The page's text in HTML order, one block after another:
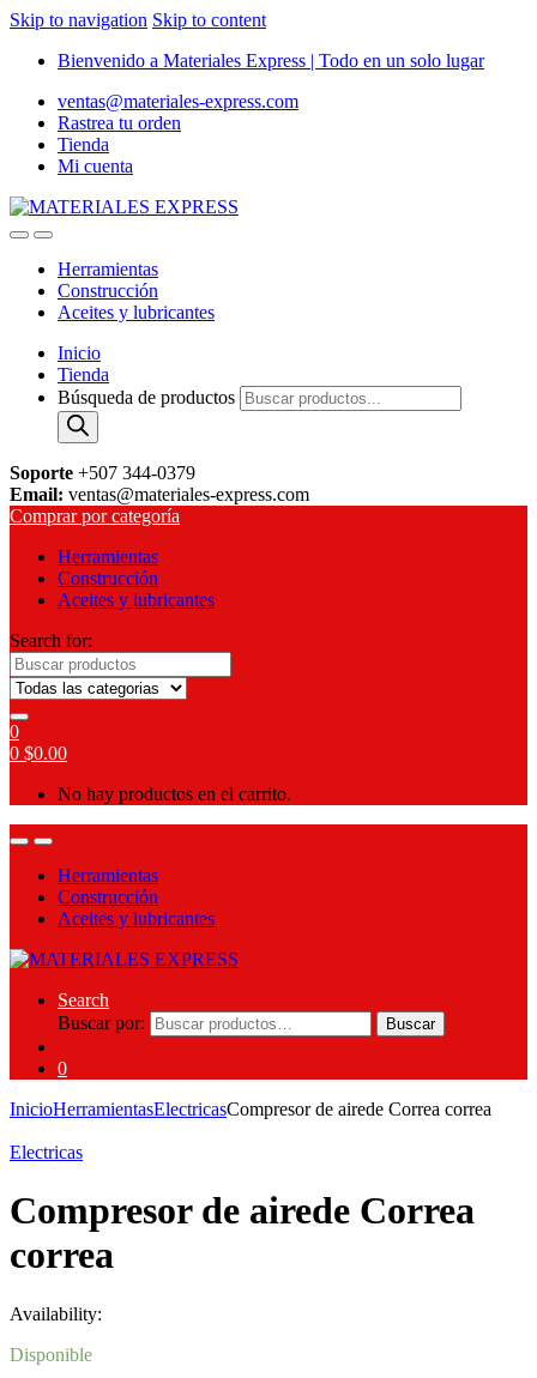
Skip to navigation Skip to content
Bienvenido a Materiales Express | Todo en un solo lugar
ventas@materiales-express.com
Rastrea tu orden
Tienda
Mi cuenta
Herramientas
Construcción
Aceites y lubricantes
Inicio
Tienda
Búsqueda de productos
Soporte +507 344-0379
Email: ventas@materiales-express.com
Comprar por categoría
Herramientas
Construcción
Aceites y lubricantes
Search for:
0
0 $0.00
No hay productos en el carrito.
Herramientas
Construcción
Aceites y lubricantes
Search
Buscar por:
Buscar
0
InicioHerramientasElectricasCompresor de airede Correa correa
Electricas
Compresor de airede Correa
correa
Availability:
Disponible